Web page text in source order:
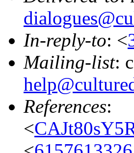
In-reply-to: <
Mailing-list:
References:
<